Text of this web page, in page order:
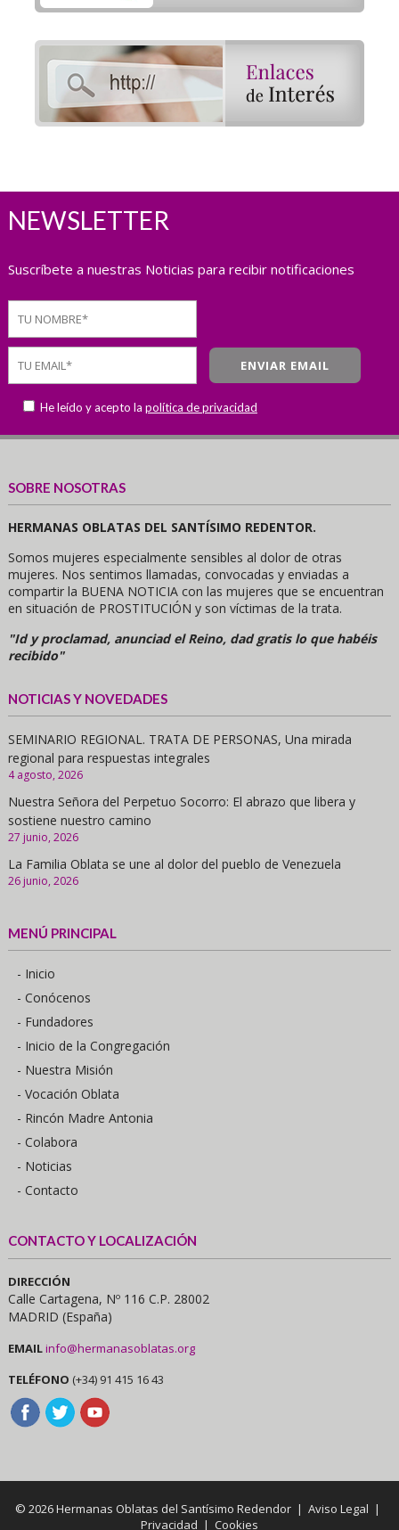
NEWSLETTER
Suscríbete a nuestras Noticias para recibir notificaciones
He leído y acepto la política de privacidad
SOBRE NOSOTRAS
HERMANAS OBLATAS DEL SANTÍSIMO REDENTOR.
Somos mujeres especialmente sensibles al dolor de otras
mujeres. Nos sentimos llamadas, convocadas y enviadas a
compartir la BUENA NOTICIA con las mujeres que se encuentran
en situación de PROSTITUCIÓN y son víctimas de la trata.
"Id y proclamad, anunciad el Reino, dad gratis lo que habéis
recibido"
NOTICIAS Y NOVEDADES
SEMINARIO REGIONAL. TRATA DE PERSONAS, Una mirada
regional para respuestas integrales
4 agosto, 2026
Nuestra Señora del Perpetuo Socorro: El abrazo que libera y
sostiene nuestro camino
27 junio, 2026
La Familia Oblata se une al dolor del pueblo de Venezuela
26 junio, 2026
MENÚ PRINCIPAL
- Inicio
- Conócenos
- Fundadores
- Inicio de la Congregación
- Nuestra Misión
- Vocación Oblata
- Rincón Madre Antonia
- Colabora
- Noticias
- Contacto
CONTACTO Y LOCALIZACIÓN
DIRECCIÓN
Calle Cartagena, Nº 116 C.P. 28002
MADRID (España)
EMAILinfo@hermanasoblatas.org
TELÉFONO (+34) 91 415 16 43
© 2026 Hermanas Oblatas del Santísimo Redendor |Aviso Legal |
Privacidad | Cookies